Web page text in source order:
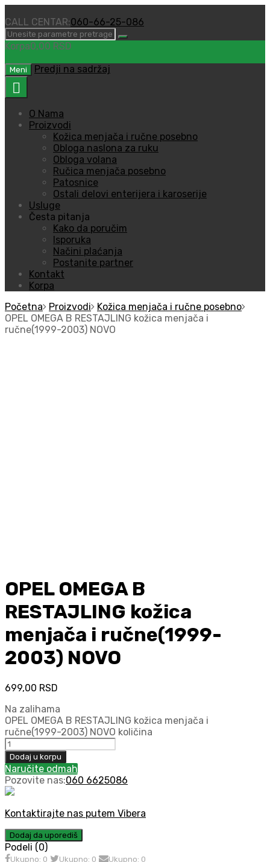
CALL CENTAR:060-66-25-086
Korpa0,00 RSD
Meni Predji na sadržaj
O Nama
Proizvodi
Kožica menjača i ručne posebno
Obloga naslona za ruku
Obloga volana
Ručica menjača posebno
Patosnice
Ostali delovi enterijera i karoserije
Usluge
Česta pitanja
Kako da poručim
Isporuka
Načini plaćanja
Postanite partner
Kontakt
Korpa
Početna
Proizvodi
Kožica menjača i ručne posebno
OPEL OMEGA B RESTAJLING kožica menjača i
ručne(1999-2003) NOVO
OPEL OMEGA B
RESTAJLING kožica
menjača i ručne(1999-
2003) NOVO
699,00 RSD
Na zalihama
OPEL OMEGA B RESTAJLING kožica menjača i
ručne(1999-2003) NOVO količina
Dodaj u korpu
Naručite odmah
Pozovite nas:060 6625086
Kontaktirajte nas putem Vibera
Dodaj da uporediš
Podeli (0)
Ukupno: 0 Ukupno: 0 Ukupno: 0